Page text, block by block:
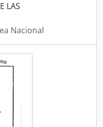
LAS
Nacional